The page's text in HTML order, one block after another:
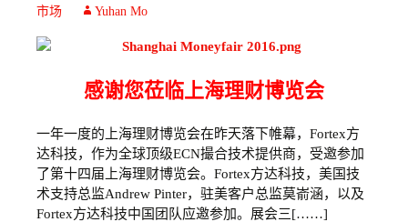
市场
Yuhan Mo
感谢您莅临上海理财博览会
一年一度的上海理财博览会在昨天落下帷幕，Fortex方
达科技，作为全球顶级ECN撮合技术提供商，受邀参加
了第十四届上海理财博览会。Fortex方达科技，美国技
术支持总监Andrew Pinter，驻美客户总监莫嵛涵，以及
Fortex方达科技中国团队应邀参加。展会三[……]